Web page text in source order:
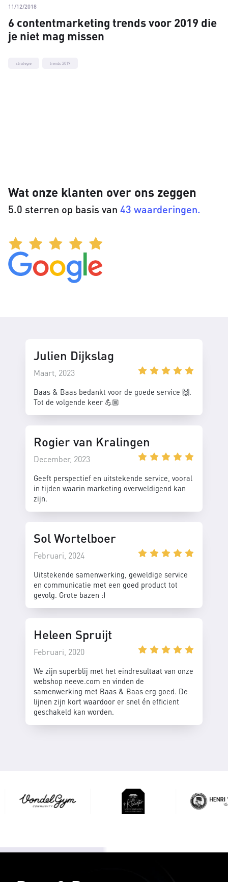
strategie trends 2019
11/12/2018
6 contentmarketing trends voor 2019 die
je niet mag missen
Wat onze klanten over ons zeggen
5.0 sterren op basis van 43 waarderingen.
Julien Dijkslag
Maart, 2023
Baas & Baas bedankt voor de goede service 🙌.
Tot de volgende keer 💪🏼
Rogier van Kralingen
December, 2023
Geeft perspectief en uitstekende service, vooral
in tijden waarin marketing overweldigend kan
zijn.
Sol Wortelboer
Februari, 2024
Uitstekende samenwerking, geweldige service
en communicatie met een goed product tot
gevolg. Grote bazen :)
Heleen Spruijt
Februari, 2020
We zijn superblij met het eindresultaat van onze
webshop neeve.com en vinden de
samenwerking met Baas & Baas erg goed. De
lijnen zijn kort waardoor er snel én efficient
geschakeld kan worden.